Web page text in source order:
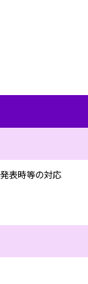
表時等の対応